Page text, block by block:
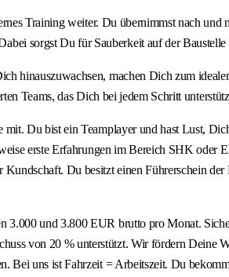
Training weiter. Du übernimmst nach
sorgst Du für Sauberkeit auf der
hinauszuwachsen, machen Dich zum
Teams, das Dich bei jedem Schritt
Du bist ein Teamplayer und hast Lust,
erste Erfahrungen im Bereich SHK oder
Du besitzt einen Führerschein
und 3.800 EUR brutto pro Monat.
von 20 % unterstützt. Wir fördern Deine
Bei uns ist Fahrzeit = Arbeitszeit. Du